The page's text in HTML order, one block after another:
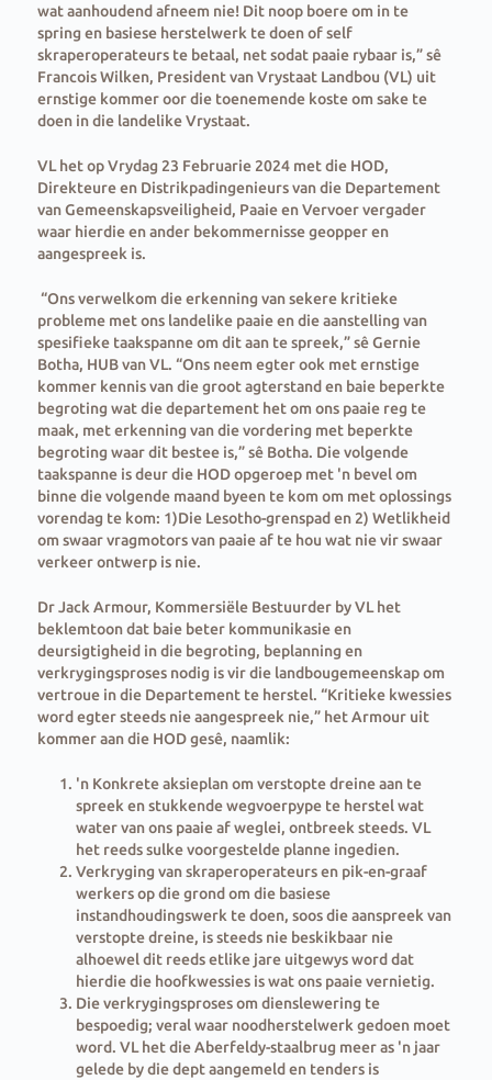
wat aanhoudend afneem nie! Dit noop boere om in te
spring en basiese herstelwerk te doen of self
skraperoperateurs te betaal, net sodat paaie rybaar is,” sê
Francois Wilken, President van Vrystaat Landbou (VL) uit
ernstige kommer oor die toenemende koste om sake te
doen in die landelike Vrystaat.
VL het op Vrydag 23 Februarie 2024 met die HOD,
Direkteure en Distrikpadingenieurs van die Departement
van Gemeenskapsveiligheid, Paaie en Vervoer vergader
waar hierdie en ander bekommernisse geopper en
aangespreek is.
“Ons verwelkom die erkenning van sekere kritieke
probleme met ons landelike paaie en die aanstelling van
spesifieke taakspanne om dit aan te spreek,” sê Gernie
Botha, HUB van VL. “Ons neem egter ook met ernstige
kommer kennis van die groot agterstand en baie beperkte
begroting wat die departement het om ons paaie reg te
maak, met erkenning van die vordering met beperkte
begroting waar dit bestee is,” sê Botha. Die volgende
taakspanne is deur die HOD opgeroep met 'n bevel om
binne die volgende maand byeen te kom om met oplossings
vorendag te kom: 1)Die Lesotho-grenspad en 2) Wetlikheid
om swaar vragmotors van paaie af te hou wat nie vir swaar
verkeer ontwerp is nie.
Dr Jack Armour, Kommersiële Bestuurder by VL het
beklemtoon dat baie beter kommunikasie en
deursigtigheid in die begroting, beplanning en
verkrygingsproses nodig is vir die landbougemeenskap om
vertroue in die Departement te herstel. “Kritieke kwessies
word egter steeds nie aangespreek nie,” het Armour uit
kommer aan die HOD gesê, naamlik:
'n Konkrete aksieplan om verstopte dreine aan te
spreek en stukkende wegvoerpype te herstel wat
water van ons paaie af weglei, ontbreek steeds. VL
het reeds sulke voorgestelde planne ingedien.
Verkryging van skraperoperateurs en pik-en-graaf
werkers op die grond om die basiese
instandhoudingswerk te doen, soos die aanspreek van
verstopte dreine, is steeds nie beskikbaar nie
alhoewel dit reeds etlike jare uitgewys word dat
hierdie die hoofkwessies is wat ons paaie vernietig.
Die verkrygingsproses om dienslewering te
bespoedig; veral waar noodherstelwerk gedoen moet
word. VL het die Aberfeldy-staalbrug meer as 'n jaar
gelede by die dept aangemeld en tenders is